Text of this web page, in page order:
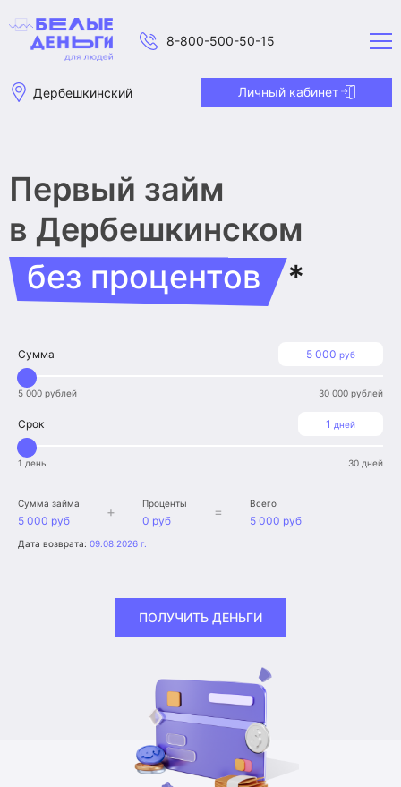
8-800-500-50-15
Дербешкинский Личный кабинет
Первый займ
в Дербешкинском
без процентов
*
5 000 руб
Сумма
5 000 рублей 30 000 рублей
1 дней
Срок
1 день 30 дней
Сумма займа
5 000 руб
+ Проценты
0 руб
= Всего
5 000 руб
Дата возврата: 09.08.2026 г.
ПОЛУЧИТЬ ДЕНЬГИ